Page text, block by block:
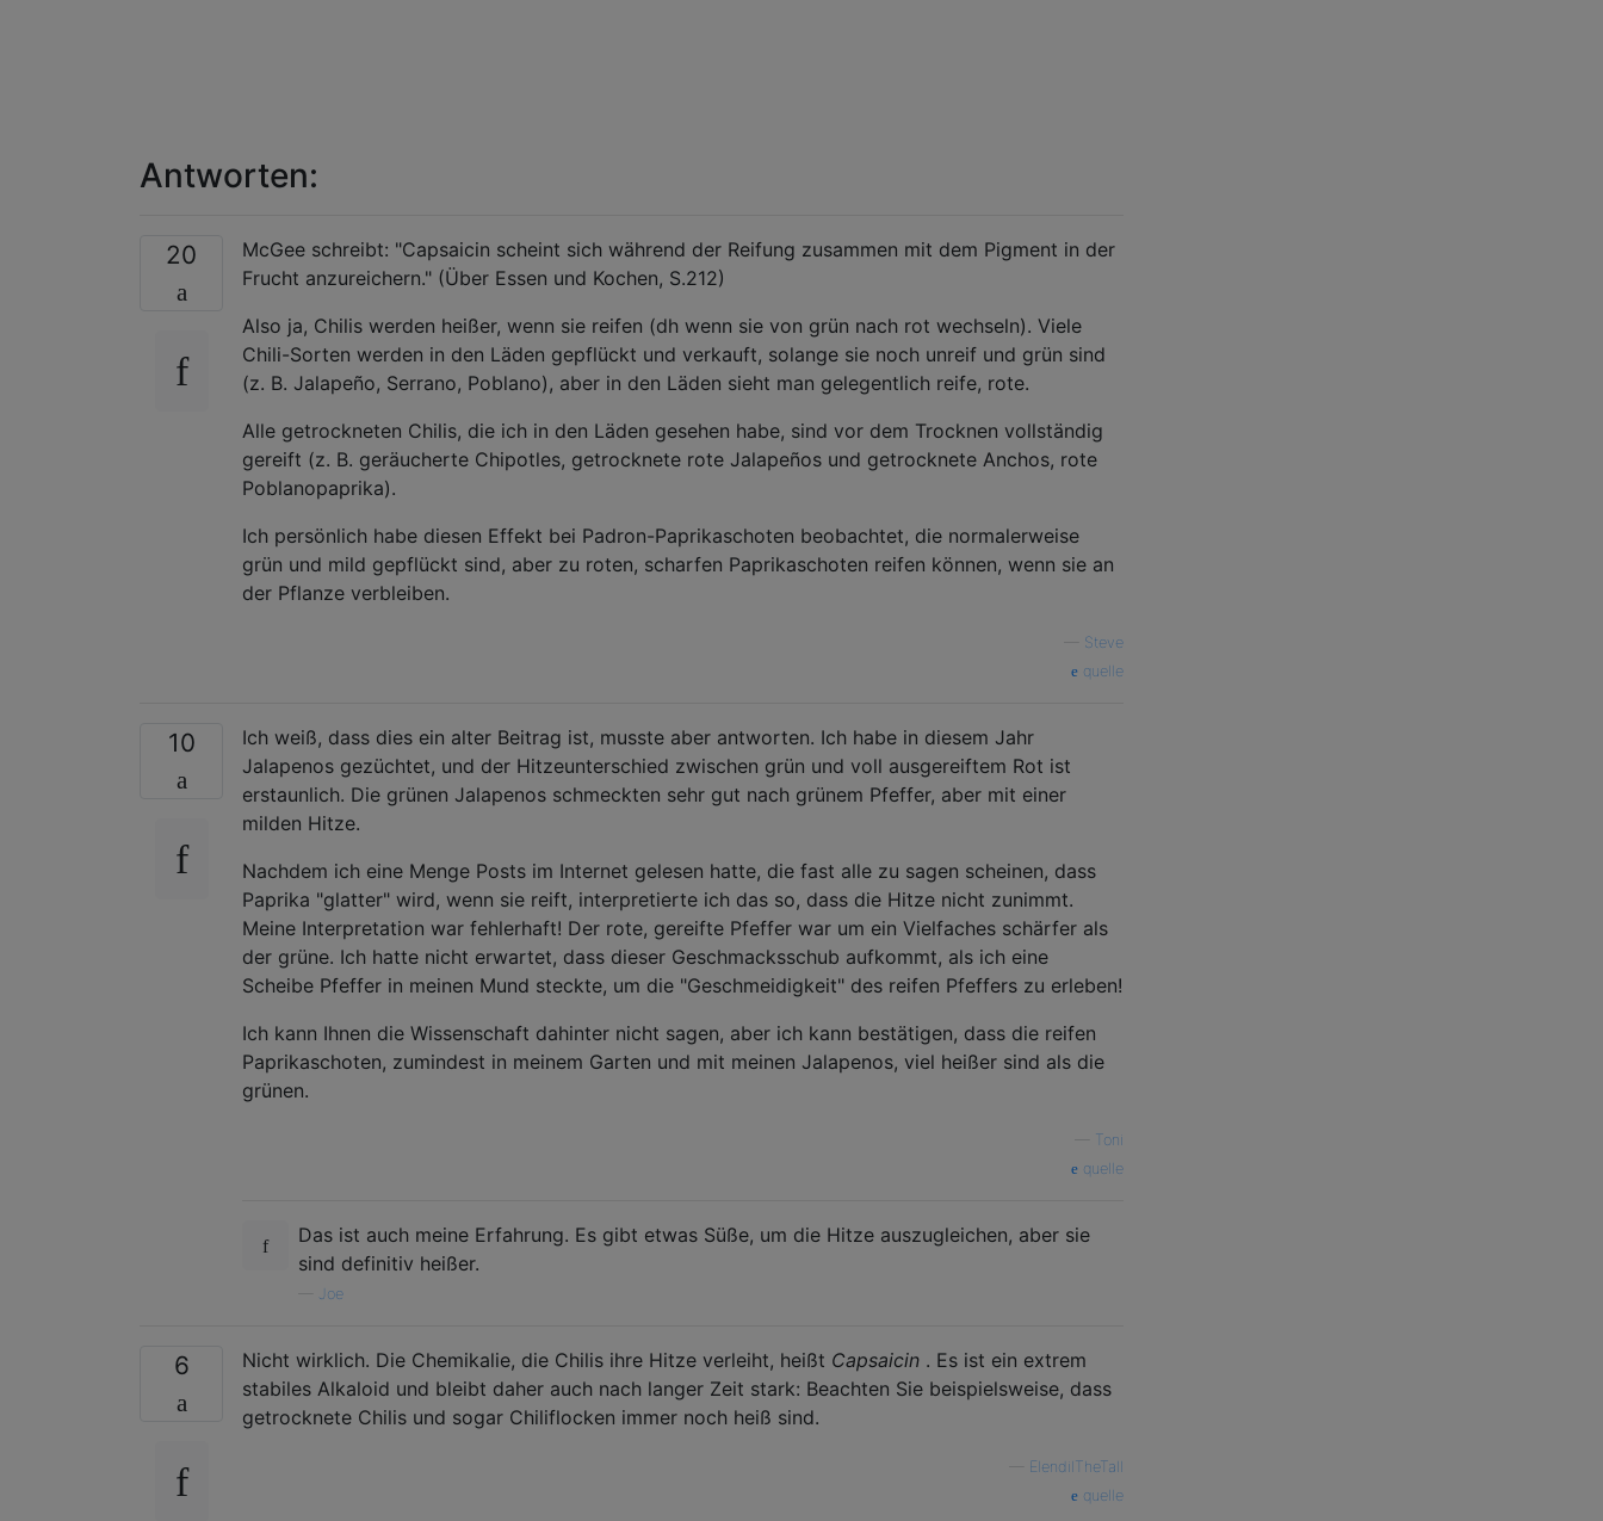
Antworten:
20
McGee schreibt: "Capsaicin scheint sich während der Reifung zusammen mit dem Pigment in der
Frucht anzureichern." (Über Essen und Kochen, S.212)
Also ja, Chilis werden heißer, wenn sie reifen (dh wenn sie von grün nach rot wechseln). Viele
Chili-Sorten werden in den Läden gepflückt und verkauft, solange sie noch unreif und grün sind
(z. B. Jalapeño, Serrano, Poblano), aber in den Läden sieht man gelegentlich reife, rote.
Alle getrockneten Chilis, die ich in den Läden gesehen habe, sind vor dem Trocknen vollständig
gereift (z. B. geräucherte Chipotles, getrocknete rote Jalapeños und getrocknete Anchos, rote
Poblanopaprika).
Ich persönlich habe diesen Effekt bei Padron-Paprikaschoten beobachtet, die normalerweise
grün und mild gepflückt sind, aber zu roten, scharfen Paprikaschoten reifen können, wenn sie an
der Pflanze verbleiben.
Steve
quelle
10
Ich weiß, dass dies ein alter Beitrag ist, musste aber antworten. Ich habe in diesem Jahr
Jalapenos gezüchtet, und der Hitzeunterschied zwischen grün und voll ausgereiftem Rot ist
erstaunlich. Die grünen Jalapenos schmeckten sehr gut nach grünem Pfeffer, aber mit einer
milden Hitze.
Nachdem ich eine Menge Posts im Internet gelesen hatte, die fast alle zu sagen scheinen, dass
Paprika "glatter" wird, wenn sie reift, interpretierte ich das so, dass die Hitze nicht zunimmt.
Meine Interpretation war fehlerhaft! Der rote, gereifte Pfeffer war um ein Vielfaches schärfer als
der grüne. Ich hatte nicht erwartet, dass dieser Geschmacksschub aufkommt, als ich eine
Scheibe Pfeffer in meinen Mund steckte, um die "Geschmeidigkeit" des reifen Pfeffers zu erleben!
Ich kann Ihnen die Wissenschaft dahinter nicht sagen, aber ich kann bestätigen, dass die reifen
Paprikaschoten, zumindest in meinem Garten und mit meinen Jalapenos, viel heißer sind als die
grünen.
Toni
quelle
Das ist auch meine Erfahrung. Es gibt etwas Süße, um die Hitze auszugleichen, aber sie
sind definitiv heißer.
Joe
6 Nicht wirklich. Die Chemikalie, die Chilis ihre Hitze verleiht, heißt Capsaicin . Es ist ein extrem
stabiles Alkaloid und bleibt daher auch nach langer Zeit stark: Beachten Sie beispielsweise, dass
getrocknete Chilis und sogar Chiliflocken immer noch heiß sind.
ElendilTheTall
quelle